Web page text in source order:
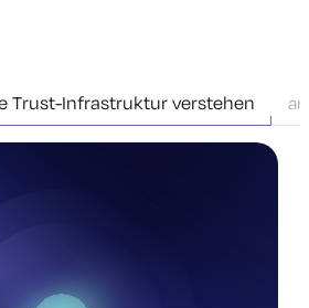
Trust-Infrastruktur verstehen